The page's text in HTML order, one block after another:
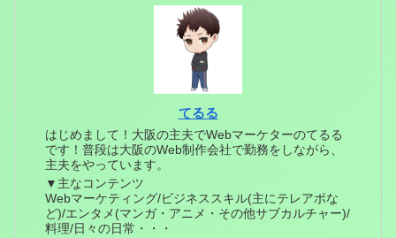
てるる
はじめまして！大阪の主夫でWebマーケターのてるる
です！普段は大阪のWeb制作会社で勤務をしながら、
主夫をやっています。
▼主なコンテンツ
Webマーケティング/ビジネススキル(主にテレアポな
ど)/エンタメ(マンガ・アニメ・その他サブカルチャー)/
料理/日々の日常・・・